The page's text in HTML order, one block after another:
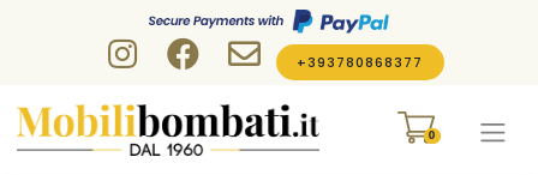
+393780868377
0